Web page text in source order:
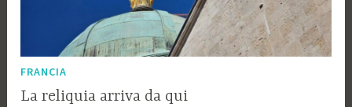
FRANCIA
La reliquia arriva da qui